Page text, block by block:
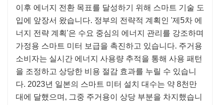
이후 에너지 전환 목표를 달성하기 위해 스마트 기술 도
입에 앞장서 왔습니다. 정부의 전략적 계획인 '제5차 에
너지 전략 계획'은 수요 중심의 에너지 관리를 강조하며
가정용 스마트 미터 보급을 촉진하고 있습니다. 주거용
소비자는 실시간 에너지 사용량 추적을 통해 사용 패턴
을 조정하고 상당한 비용 절감 효과를 누릴 수 있습니
다. 2023년 일본의 스마트 미터 설치 대수는 약 8천만
대에 달했으며, 그중 주거용이 상당 부분을 차지했습니